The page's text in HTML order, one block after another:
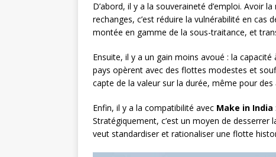
D’abord, il y a la souveraineté d’emploi. Avoir
rechanges, c’est réduire la vulnérabilité en cas
montée en gamme de la sous-traitance, et
Ensuite, il y a un gain moins avoué : la
pays opèrent avec des flottes modestes et
capte de la valeur sur la durée, même pour des
Enfin, il y a la compatibilité avec Make in India
Stratégiquement, c’est un moyen de
veut standardiser et rationaliser une flotte